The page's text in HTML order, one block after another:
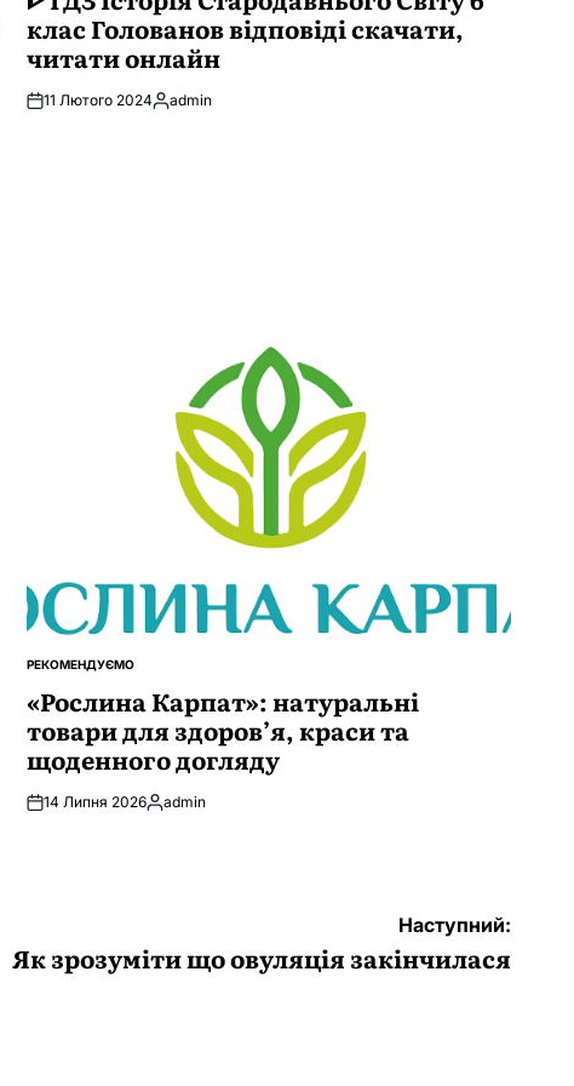
клас Голованов відповіді скачати,
читати онлайн
11 Лютого 2024Опубліковано
admin
ОПУБЛІКУВАТИ
РЕКОМЕНДУЄМО
«Рослина Карпат»: натуральні
товари для здоров’я, краси та
щоденного догляду
14 Липня 2026Опубліковано
admin
Наступний:
Як зрозуміти що овуляція закінчилася